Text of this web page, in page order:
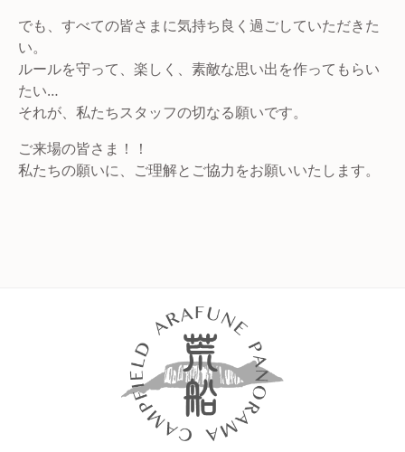
でも、すべての皆さまに気持ち良く過ごしていただきた
い。
ルールを守って、楽しく、素敵な思い出を作ってもらい
たい…
それが、私たちスタッフの切なる願いです。
ご来場の皆さま！！
私たちの願いに、ご理解とご協力をお願いいたします。